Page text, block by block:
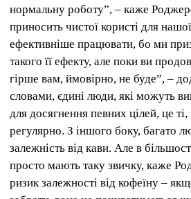
нормальну роботу”, – каже
приносить чистої користі для
ефективніше працювати, бо ми
такого її ефекту, але поки ви
гірше вам, ймовірно, не буде”, –
словами, єдині люди, які можуть
для досягнення певних цілей, це
регулярно. З іншого боку, багато
залежність від кави. Але в
просто мають таку звичку, каже
ризик залежності від кофеїну –